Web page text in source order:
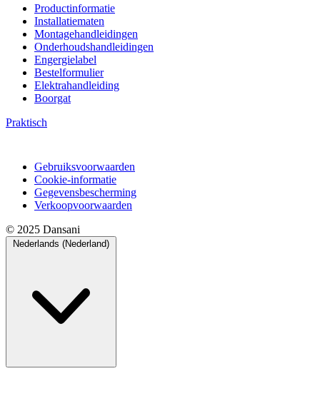
Productinformatie
Installatiematen
Montagehandleidingen
Onderhoudshandleidingen
Engergielabel
Bestelformulier
Elektrahandleiding
Boorgat
Praktisch
Gebruiksvoorwaarden
Cookie-informatie
Gegevensbescherming
Verkoopvoorwaarden
© 2025 Dansani
Nederlands (Nederland)